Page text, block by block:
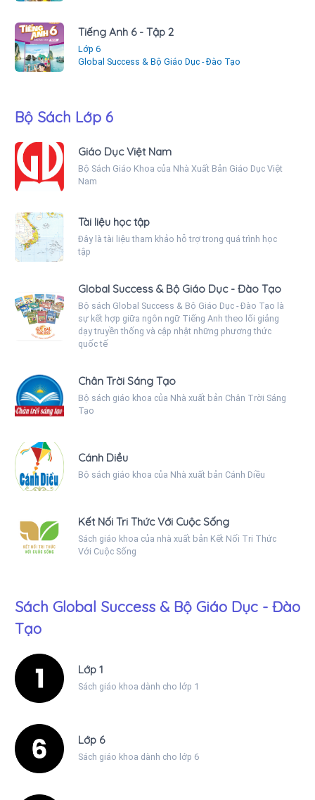
Tiếng Anh 6 - Tập 2
Lớp 6
Global Success & Bộ Giáo Dục - Đào Tạo
Bộ Sách Lớp 6
Giáo Dục Việt Nam
Bộ Sách Giáo Khoa của Nhà Xuất Bản Giáo Dục Việt
Nam
Tài liệu học tập
Đây là tài liệu tham khảo hỗ trợ trong quá trình học
tập
Global Success & Bộ Giáo Dục - Đào Tạo
Bộ sách Global Success & Bộ Giáo Dục - Đào Tạo là
sự kết hợp giữa ngôn ngữ Tiếng Anh theo lối giảng
dạy truyền thống và cập nhật những phương thức
quốc tế
Chân Trời Sáng Tạo
Bộ sách giáo khoa của Nhà xuất bản Chân Trời Sáng
Tạo
Cánh Diều
Bộ sách giáo khoa của Nhà xuất bản Cánh Diều
Kết Nối Tri Thức Với Cuộc Sống
Sách giáo khoa của nhà xuất bản Kết Nối Tri Thức
Với Cuộc Sống
Sách Global Success & Bộ Giáo Dục - Đào
Tạo
Lớp 1
Sách giáo khoa dành cho lớp 1
Lớp 6
Sách giáo khoa dành cho lớp 6